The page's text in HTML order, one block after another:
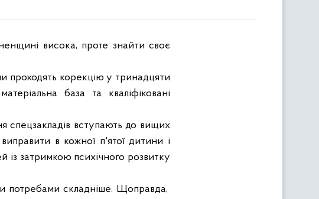
висока, проте знайти своє
проходять корекцію у тринадцяти
база та кваліфіковані
спецзакладів вступають до вищих
виправити в кожної п'ятої дитини і
із затримкою психічного розвитку
потребами складніше. Щоправда,